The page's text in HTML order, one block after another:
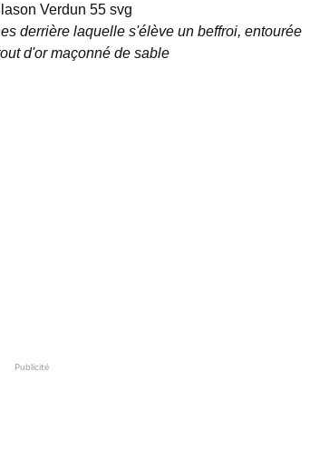
derrière laquelle s'élève un beffroi, entourée
d'or maçonné de sable
Publicité